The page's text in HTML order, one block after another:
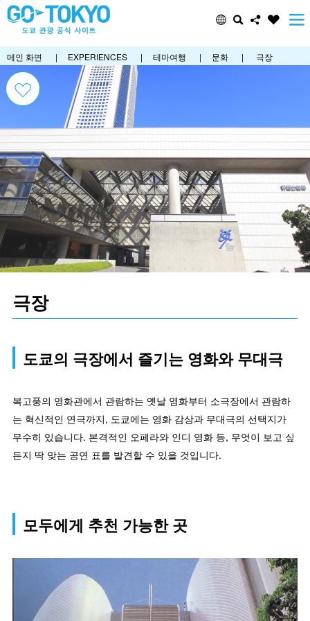
메인 화면 | EXPERIENCES | 테마여행 | 문화 | 극장
극장
도쿄의 극장에서 즐기는 영화와 무대극
복고풍의 영화관에서 관람하는 옛날 영화부터 소극장에서 관람하
는 혁신적인 연극까지, 도쿄에는 영화 감상과 무대극의 선택지가
무수히 있습니다. 본격적인 오페라와 인디 영화 등, 무엇이 보고 싶
든지 딱 맞는 공연 표를 발견할 수 있을 것입니다.
모두에게 추천 가능한 곳